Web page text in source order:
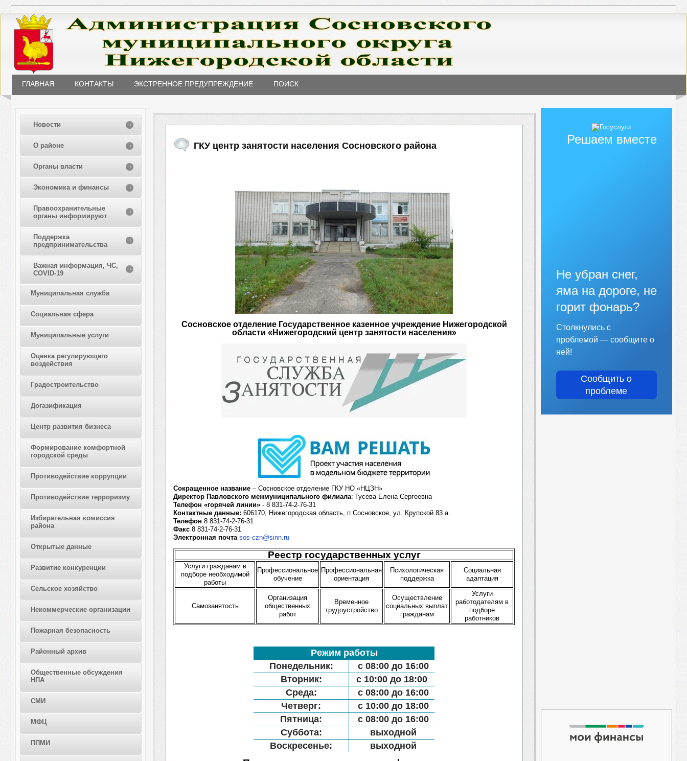
ГЛАВНАЯ КОНТАКТЫ ЭКСТРЕННОЕ ПРЕДУПРЕЖДЕНИЕ ПОИСК
Новости
О районе
Органы власти
Экономика и финансы
Правоохранительные
органы информируют
Поддержка
предпринимательства
Важная информация, ЧС,
COVID-19
Муниципальная служба
Социальная сфера
Муниципальные услуги
Оценка регулирующего
воздействия
Градостроительство
Догазификация
Центр развития бизнеса
Формирование комфортной
городской среды
Противодействие коррупции
Противодействие терроризму
Избирательная комиссия
района
Открытые данные
Развитие конкуренции
Сельское хозяйство
Некоммерческие организации
Пожарная безопасность
Районный архив
Общественные обсуждения
НПА
СМИ
МФЦ
ППМИ
ГКУ центр занятости населения Сосновского района
Сосновское отделение Государственное казенное учреждение Нижегородской
области «Нижегородский центр занятости населения»
Сокращенное название – Сосновское отделение ГКУ НО «НЦЗН»
Директор Павловского межмуниципального филиала: Гусева Елена Сергеевна
Телефон «горячей линии» - 8 831-74-2-76-31
Контактные данные: 606170, Нижегородская область, п.Сосновское, ул. Крупской 83 а.
Телефон 8 831-74-2-76-31
Факс 8 831-74-2-76-31
Электронная почта sos-czn@sinn.ru
Реестр государственных услуг
Услуги гражданам в
подборе необходимой
работы
Профессиональное
обучение
Профессиональная
ориентация
Психологическая
поддержка
Социальная
адаптация
Самозанятость
Организация
общественных
работ
Временное
трудоустройство
Осуществление
социальных выплат
гражданам
Услуги
работодателям в
подборе
работников
Режим работы
Понедельник:
с 08:00 до 16:00
Вторник:
с 10:00 до 18:00
Среда:
с 08:00 до 16:00
Четверг:
с 10:00 до 18:00
Пятница:
с 08:00 до 16:00
Суббота:
выходной
Воскресенье:
выходной
Решаем вместе
Не убран снег,
яма на дороге, не
горит фонарь?
Столкнулись с
проблемой — сообщите о
ней!
Сообщить о
проблеме